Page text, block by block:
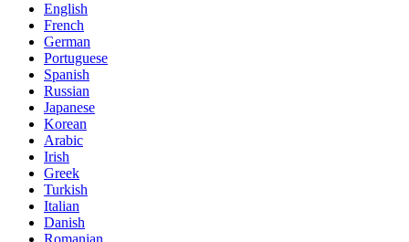
English
French
German
Portuguese
Spanish
Russian
Japanese
Korean
Arabic
Irish
Greek
Turkish
Italian
Danish